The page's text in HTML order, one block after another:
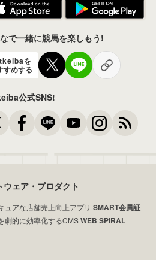
で一緒に競馬を楽しもう!
を
すめする
公式SNS!
ウェア・プロダクト
ュアな店舗売上向上アプリ SMART会員証
劇的に効率化するCMSWEB SPIRAL